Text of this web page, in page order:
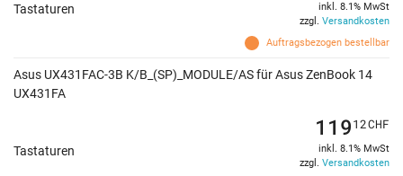
Tastaturen
Auftragsbezogen bestellbar
inkl. 8.1% MwSt
zzgl. Versandkosten
Asus UX431FAC-3B K/B_(SP)_MODULE/AS für Asus ZenBook 14
UX431FA
Tastaturen
11912CHF
inkl. 8.1% MwSt
zzgl. Versandkosten